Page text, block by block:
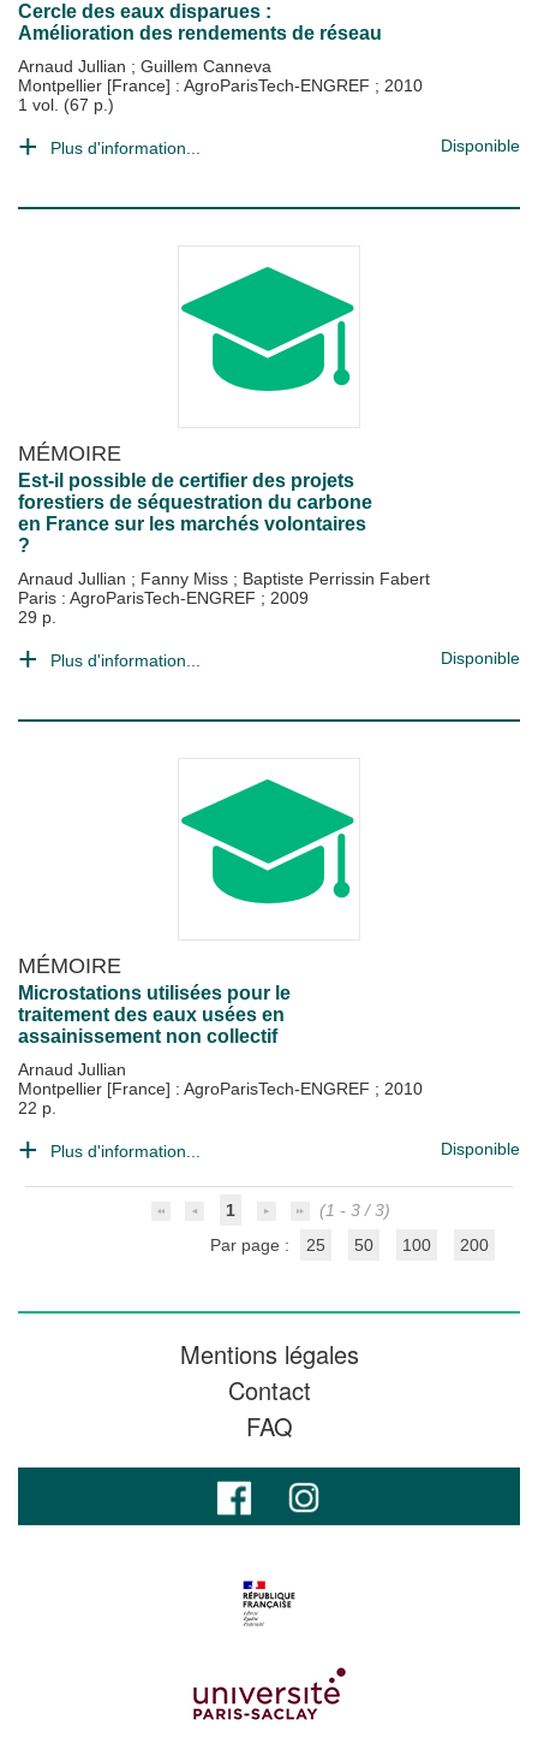
Cercle des eaux disparues :
Amélioration des rendements de réseau
Arnaud Jullian ; Guillem Canneva
Montpellier [France] : AgroParisTech-ENGREF ; 2010
1 vol. (67 p.)
Plus d'information... Disponible
MÉMOIRE
Est-il possible de certifier des projets
forestiers de séquestration du carbone
en France sur les marchés volontaires
?
Arnaud Jullian ; Fanny Miss ; Baptiste Perrissin Fabert
Paris : AgroParisTech-ENGREF ; 2009
29 p.
Plus d'information... Disponible
MÉMOIRE
Microstations utilisées pour le
traitement des eaux usées en
assainissement non collectif
Arnaud Jullian
Montpellier [France] : AgroParisTech-ENGREF ; 2010
22 p.
Plus d'information... Disponible
1
(1 - 3 / 3)
Par page :
25 50 100 200
Mentions légales
Contact
FAQ